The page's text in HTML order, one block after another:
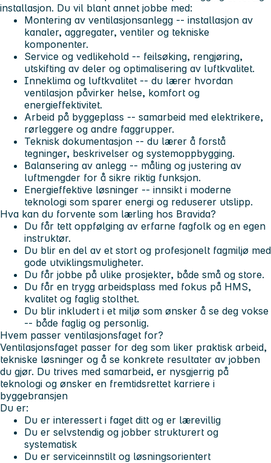
installasjon. Du vil blant annet jobbe med:
Montering av ventilasjonsanlegg -- installasjon av
kanaler, aggregater, ventiler og tekniske
komponenter.
Service og vedlikehold -- feilsøking, rengjøring,
utskifting av deler og optimalisering av luftkvalitet.
Inneklima og luftkvalitet -- du lærer hvordan
ventilasjon påvirker helse, komfort og
energieffektivitet.
Arbeid på byggeplass -- samarbeid med elektrikere,
rørleggere og andre faggrupper.
Teknisk dokumentasjon -- du lærer å forstå
tegninger, beskrivelser og systemoppbygging.
Balansering av anlegg -- måling og justering av
luftmengder for å sikre riktig funksjon.
Energieffektive løsninger -- innsikt i moderne
teknologi som sparer energi og reduserer utslipp.
Hva kan du forvente som lærling hos Bravida?
Du får tett oppfølging av erfarne fagfolk og en egen
instruktør.
Du blir en del av et stort og profesjonelt fagmiljø med
gode utviklingsmuligheter.
Du får jobbe på ulike prosjekter, både små og store.
Du får en trygg arbeidsplass med fokus på HMS,
kvalitet og faglig stolthet.
Du blir inkludert i et miljø som ønsker å se deg vokse
-- både faglig og personlig.
Hvem passer ventilasjonsfaget for?
Ventilasjonsfaget passer for deg som liker praktisk arbeid,
tekniske løsninger og å se konkrete resultater av jobben
du gjør. Du trives med samarbeid, er nysgjerrig på
teknologi og ønsker en fremtidsrettet karriere i
byggebransjen
Du er:
Du er interessert i faget ditt og er lærevillig
Du er selvstendig og jobber strukturert og
systematisk
Du er serviceinnstilt og løsningsorientert